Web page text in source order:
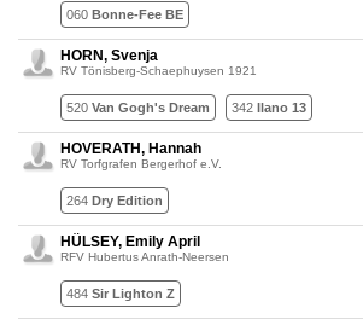
060 Bonne-Fee BE
HORN, Svenja
RV Tönisberg-Schaephuysen 1921
520 Van Gogh's Dream 342 Ilano 13
HOVERATH, Hannah
RV Torfgrafen Bergerhof e.V.
264 Dry Edition
HÜLSEY, Emily April
RFV Hubertus Anrath-Neersen
484 Sir Lighton Z